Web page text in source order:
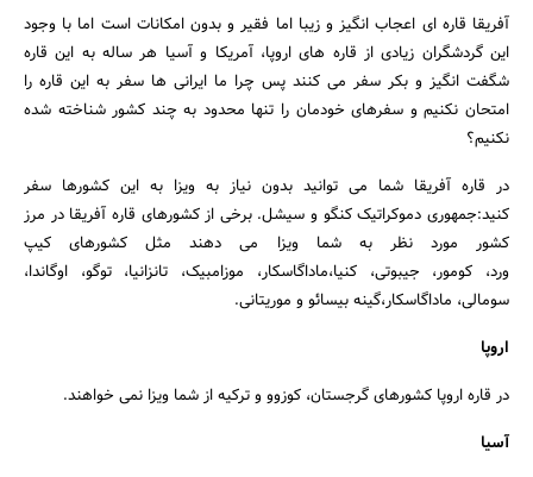
آفریقا قاره ای اعجاب انگیز و زیبا اما فقیر و بدون امکانات است اما با وجود
این گردشگران زیادی از قاره های اروپا، آمریکا و آسیا هر ساله به این قاره
شگفت انگیز و بکر سفر می کنند پس چرا ما ایرانی ها سفر به این قاره را
امتحان نکنیم و سفرهای خودمان را تنها محدود به چند کشور شناخته شده
نکنیم؟
در قاره آفریقا شما می توانید بدون نیاز به ویزا به این کشورها سفر
کنید:جمهوری دموکراتیک کنگو و سیشل. برخی از کشورهای قاره آفریقا در مرز
کشور مورد نظر به شما ویزا می دهند مثل کشورهای کیپ
ورد، کومور، جیبوتی، کنیا،ماداگاسکار، موزامبیک، تانزانیا، توگو، اوگاندا،
سومالی، ماداگاسکار،گینه بیسائو و موریتانی.
اروپا
در قاره اروپا کشورهای گرجستان، کوزوو و ترکیه از شما ویزا نمی خواهند.
آسیا